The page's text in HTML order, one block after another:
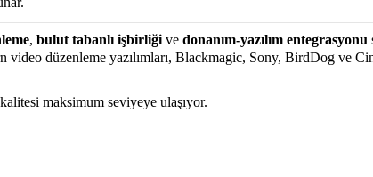
, bulut tabanlı işbirliği ve donanım-yazılım entegrasyonu
düzenleme yazılımları, Blackmagic, Sony, BirdDog ve
maksimum seviyeye ulaşıyor.